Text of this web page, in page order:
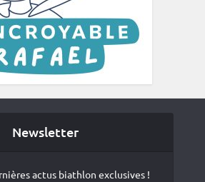
Newsletter
actus biathlon exclusives !